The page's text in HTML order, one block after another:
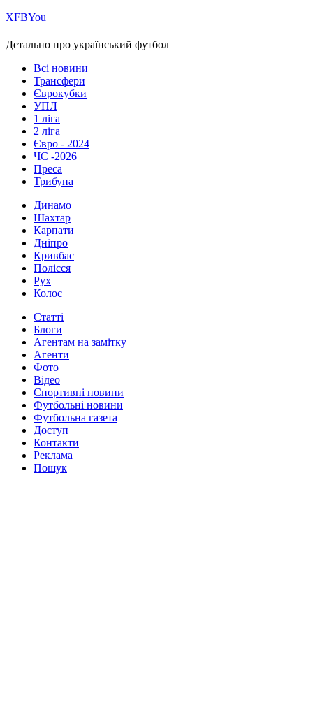
ХFBYou
Детально про український футбол
Всі новини
Трансфери
Єврокубки
УПЛ
1 ліга
2 ліга
Євро - 2024
ЧС -2026
Преса
Трибуна
Динамо
Шахтар
Карпати
Дніпро
Кривбас
Полісся
Рух
Колос
Статті
Блоги
Агентам на замітку
Агенти
Фото
Відео
Спортивні новини
Футбольні новини
Футбольна газета
Доступ
Контакти
Реклама
Пошук